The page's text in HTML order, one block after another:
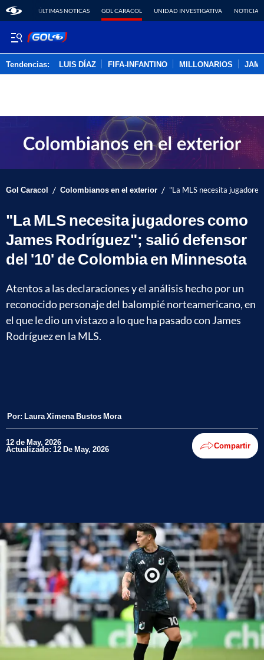
ÚLTIMAS NOTICAS GOL CARACOL UNIDAD INVESTIGATIVA NOTICIAS
Tendencias: LUIS DÍAZ FIFA-INFANTINO MILLONARIOS
Gol Caracol / Colombianos en el exterior / "La MLS necesita
"La MLS necesita jugadores como
James Rodríguez"; salió defensor
del '10' de Colombia en Minnesota
Atentos a las declaraciones y el análisis hecho por un
reconocido personaje del balompié norteamericano, en
el que le dio un vistazo a lo que ha pasado con James
Rodríguez en la MLS.
Por: Laura Ximena Bustos Mora
12 de May, 2026
Actualizado: 12 De May, 2026 Compartir